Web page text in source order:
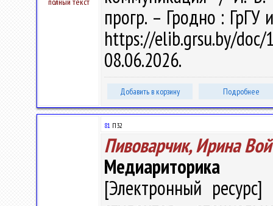
прогр. – Гродно :
https://elib.grsu.by/
08.06.2026.
Добавить в корзину Подробнее
81 П32
Пивоварчик, Ирина
Медиариторика
[Электронный